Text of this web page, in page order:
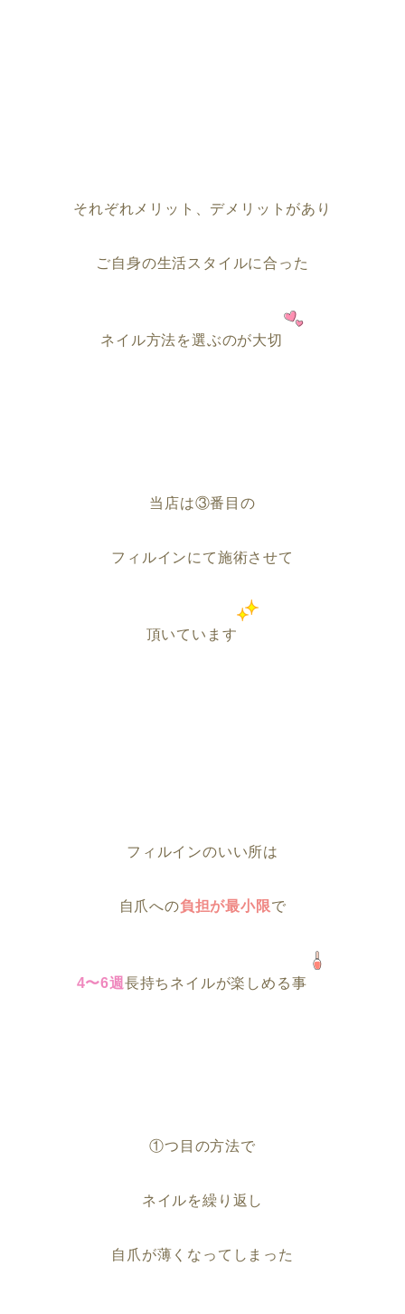
それぞれメリット、デメリットがあり
ご自身の生活スタイルに合った
ネイル方法を選ぶのが大切
当店は③番目の
フィルインにて施術させて
頂いています
フィルインのいい所は
自爪への負担が最小限で
4〜6週 長持ちネイルが楽しめる事
①つ目の方法で
ネイルを繰り返し
自爪が薄くなってしまった